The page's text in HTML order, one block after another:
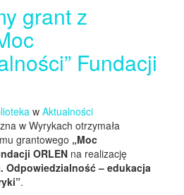
grant z
Fundacji
w Aktualności
w Wyrykach otrzymała
grantowego „Moc
ORLEN na realizację
Odpowiedzialność – edukacja
.